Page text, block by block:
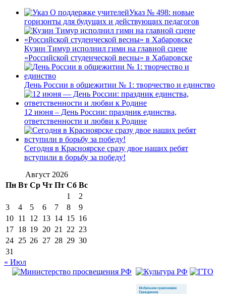
Указ № 498: новые
горизонты для будущих и действующих педагогов
Кузин Тимур исполнил гимн на главной сцене
«Российской студенческой весны» в Хабаровске
День России в общежитии № 1: творчество и единство
12 июня – День России: праздник единства,
ответственности и любви к Родине
Сегодня в Красноярске сразу двое наших ребят
вступили в борьбу за победу!
Август 2026
Пн Вт Ср Чт Пт Сб Вс
1
2
3
4 5 6 7 8
9
10 11 12 13 14 15 16
17 18 19 20 21 22 23
24 25 26 27 28 29 30
31
« Июл